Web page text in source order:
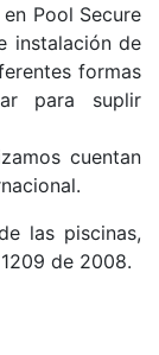
Pool Secure
instalación de
formas
para suplir
cuentan
las piscinas,
de 2008.